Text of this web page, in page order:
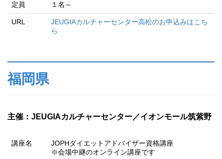
定員 １名～
URL
JEUGIAカルチャーセンター高松のお申込みはこち
ら
福岡県
主催：JEUGIAカルチャーセンター／イオンモール筑紫野
講座名
JOPHダイエットアドバイザー資格講座
※会場中継のオンライン講座です